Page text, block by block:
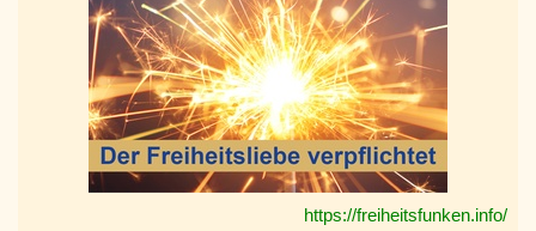
https://freiheitsfunken.info/